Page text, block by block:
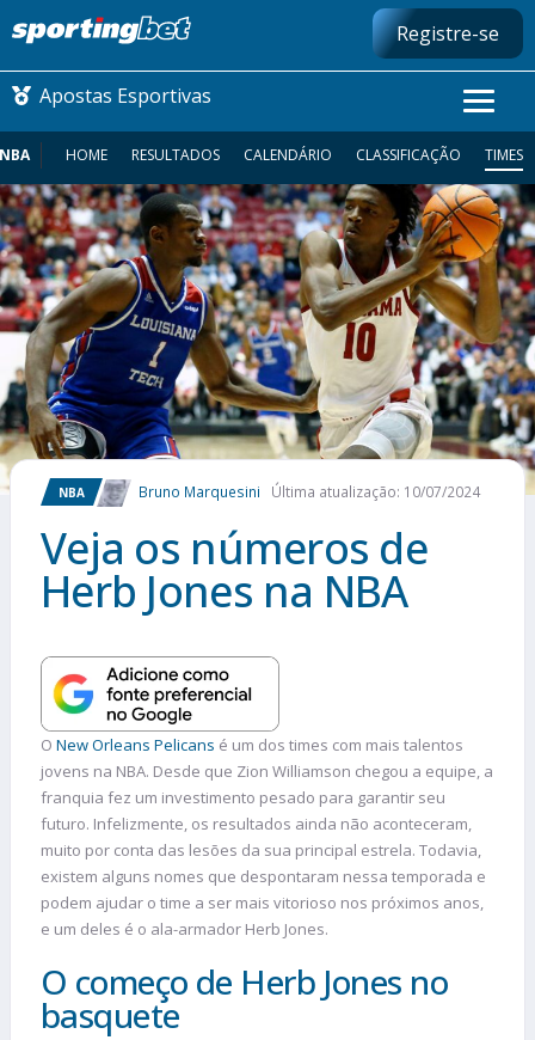
Registre-se
Apostas Esportivas
CONMEBOL LIBERTADORES
FUTEBOL NACIONAL
FUTEBOL INTERNACIONAL
COMO APOSTAR
MAIS ESPORTES
NBA HOME RESULTADOS CALENDÁRIO CLASSIFICAÇÃO TIMES
NBA Bruno Marquesini Última atualização: 10/07/2024
Veja os números de
Herb Jones na NBA
O New Orleans Pelicans é um dos times com mais talentos
jovens na NBA. Desde que Zion Williamson chegou a equipe, a
franquia fez um investimento pesado para garantir seu
futuro. Infelizmente, os resultados ainda não aconteceram,
muito por conta das lesões da sua principal estrela. Todavia,
existem alguns nomes que despontaram nessa temporada e
podem ajudar o time a ser mais vitorioso nos próximos anos,
e um deles é o ala-armador Herb Jones.
O começo de Herb Jones no
basquete